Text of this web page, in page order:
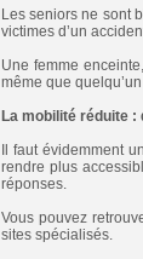
Les seniors ne sont
victimes d’un
Une femme
même que
La mobilité réduite :
Il faut évidemment
rendre plus
réponses.
Vous pouvez
sites spécialisés.